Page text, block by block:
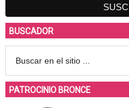
BUSCADOR
PATROCINIO BRONCE